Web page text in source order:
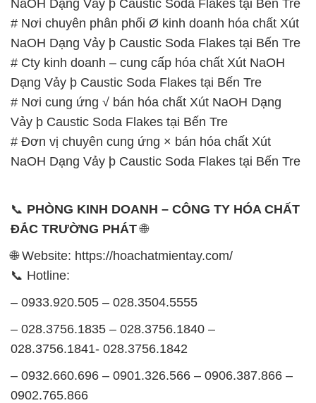
NaOH Dạng Vảy þ Caustic Soda Flakes tại Bến Tre
# Nơi chuyên phân phối Ø kinh doanh hóa chất Xút
NaOH Dạng Vảy þ Caustic Soda Flakes tại Bến Tre
# Cty kinh doanh – cung cấp hóa chất Xút NaOH
Dạng Vảy þ Caustic Soda Flakes tại Bến Tre
# Nơi cung ứng √ bán hóa chất Xút NaOH Dạng
Vảy þ Caustic Soda Flakes tại Bến Tre
# Đơn vị chuyên cung ứng × bán hóa chất Xút
NaOH Dạng Vảy þ Caustic Soda Flakes tại Bến Tre
📞 PHÒNG KINH DOANH – CÔNG TY HÓA CHẤT
ĐẮC TRƯỜNG PHÁT🌐
🌐 Website: https://hoachatmientay.com/
📞 Hotline:
– 0933.920.505 – 028.3504.5555
– 028.3756.1835 – 028.3756.1840 –
028.3756.1841- 028.3756.1842
– 0932.660.696 – 0901.326.566 – 0906.387.866 –
0902.765.866